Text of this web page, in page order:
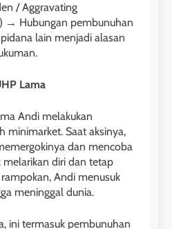
/ Aggravating
→ Hubungan pembunuhan
lain menjadi alasan
Lama
Andi melakukan
minimarket. Saat aksinya,
dan mencoba
diri dan tetap
Andi menusuk
meninggal dunia.
ini termasuk pembunuhan